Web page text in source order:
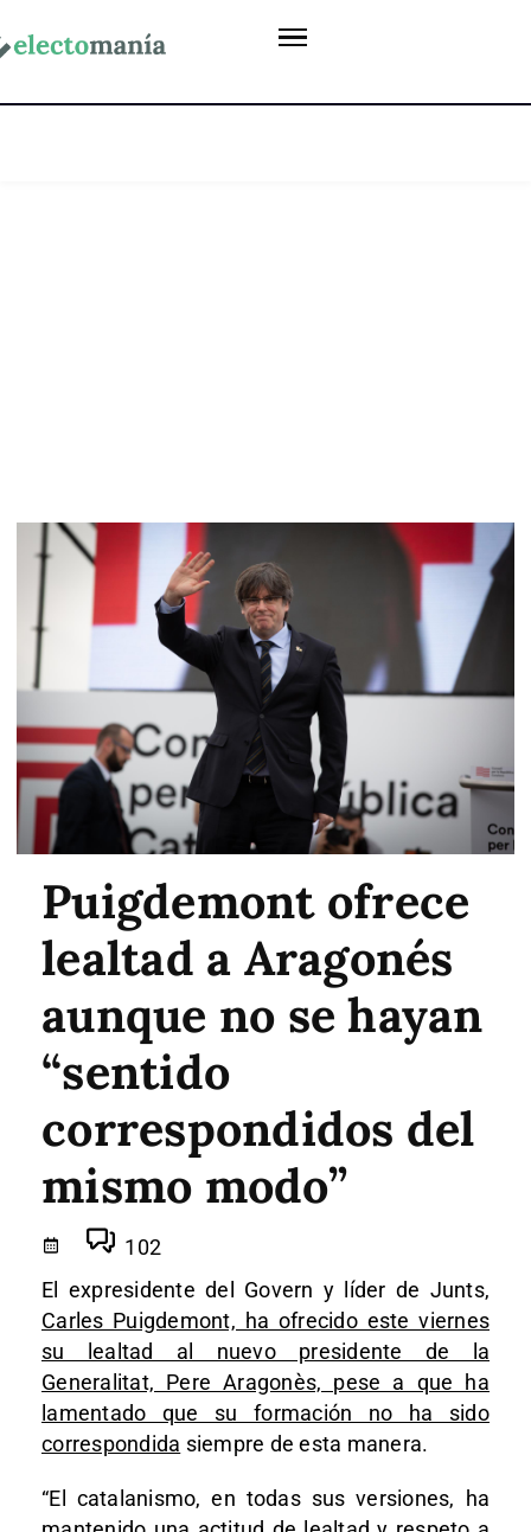
Puigdemont ofrece
lealtad a Aragonés
aunque no se hayan
“sentido
correspondidos del
mismo modo”
102
El expresidente del Govern y líder de Junts,
Carles Puigdemont, ha ofrecido este viernes
su lealtad al nuevo presidente de la
Generalitat, Pere Aragonès, pese a que ha
lamentado que su formación no ha sido
correspondida siempre de esta manera.
“El catalanismo, en todas sus versiones, ha